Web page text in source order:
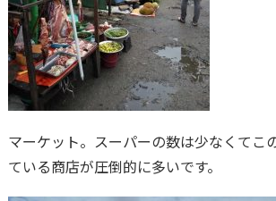
マーケット。スーパーの数は少なくてこ
ている商店が圧倒的に多いです。